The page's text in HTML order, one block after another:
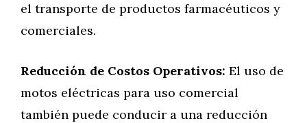
el transporte de productos farmacéuticos y
comerciales.
Reducción de Costos Operativos: El uso de
motos eléctricas para uso comercial
también puede conducir a una reducción